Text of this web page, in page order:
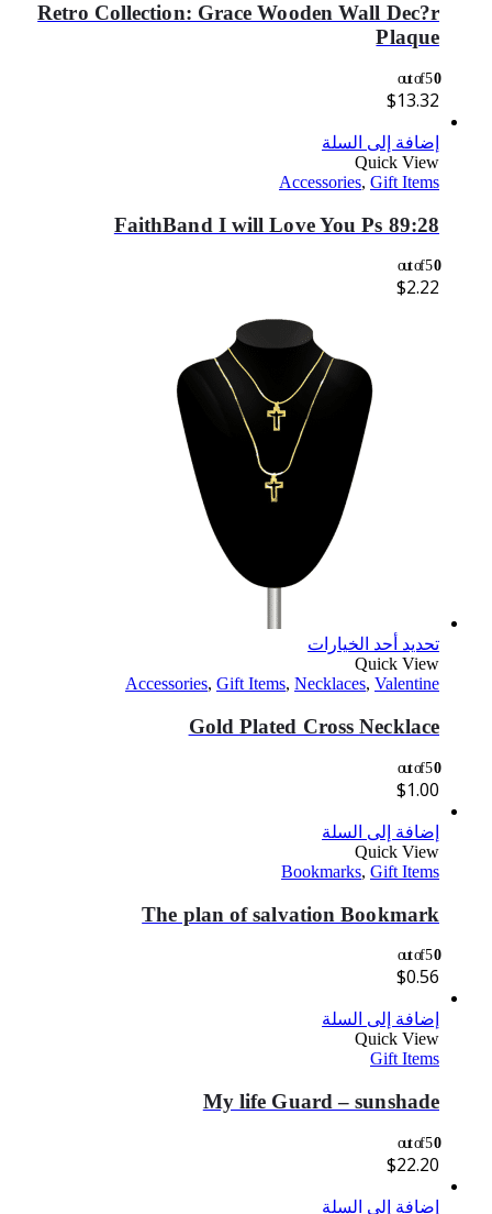
Retro Collection: Grace Wooden Wall Dec?r
Plaque
0
out of 5
$13.32
إضافة إلى السلة
Quick View
Accessories, Gift Items
FaithBand I will Love You Ps 89:28
0
out of 5
$2.22
تحديد أحد الخيارات
Quick View
Accessories, Gift Items, Necklaces, Valentine
Gold Plated Cross Necklace
0
out of 5
$1.00
إضافة إلى السلة
Quick View
Bookmarks, Gift Items
The plan of salvation Bookmark
0
out of 5
$0.56
إضافة إلى السلة
Quick View
Gift Items
My life Guard – sunshade
0
out of 5
$22.20
إضافة إلى السلة